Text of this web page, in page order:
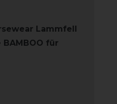
Lammfell
für